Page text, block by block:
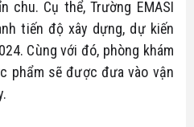
Cụ thể, Trường EMASI
tiến độ xây dựng, dự kiến
Cùng với đó, phòng khám
phẩm sẽ được đưa vào vận